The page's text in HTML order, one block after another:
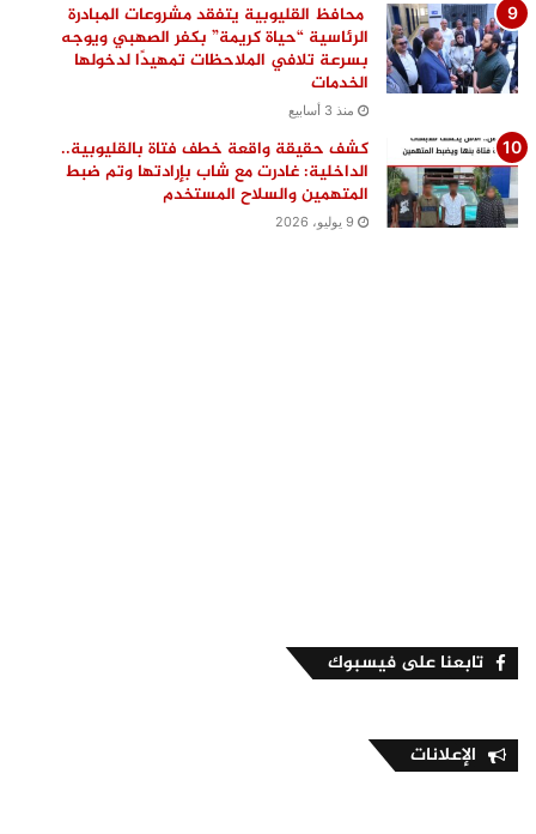
محافظ القليوبية يتفقد مشروعات المبادرة
الرئاسية “حياة كريمة” بكفر الصهبي ويوجه
بسرعة تلافي الملاحظات تمهيدًا لدخولها
الخدمات
منذ 3 أسابيع
كشف حقيقة واقعة خطف فتاة بالقليوبية..
الداخلية: غادرت مع شاب بإرادتها وتم ضبط
المتهمين والسلاح المستخدم
9 يوليو، 2026
تابعنا على فيسبوك
الإعلانات